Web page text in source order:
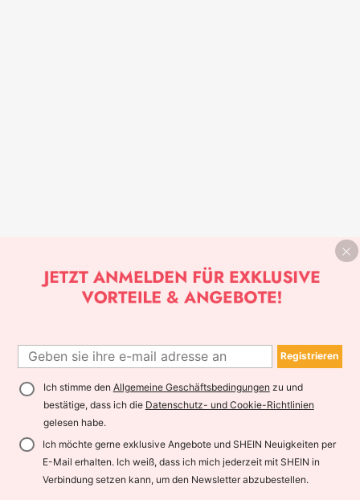
Registrieren
Ich stimme den Allgemeine Geschäftsbedingungen zu und
bestätige, dass ich die Datenschutz- und Cookie-Richtlinien
gelesen habe.
Ich möchte gerne exklusive Angebote und SHEIN Neuigkeiten per
E-Mail erhalten. Ich weiß, dass ich mich jederzeit mit SHEIN in
Verbindung setzen kann, um den Newsletter abzubestellen.